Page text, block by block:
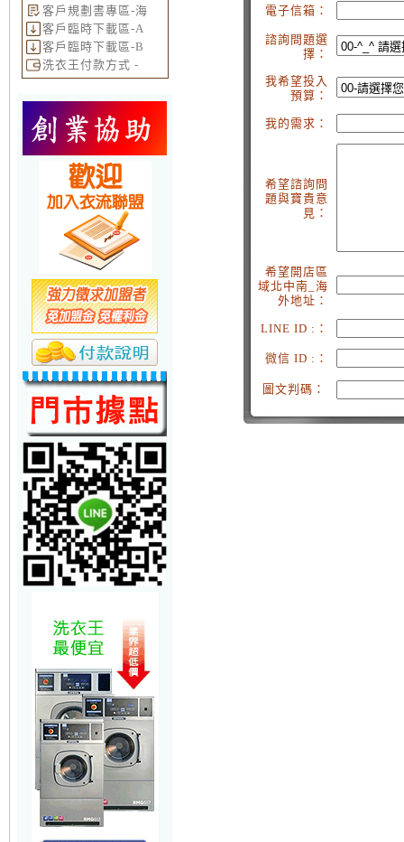
客戶規劃書專區-海
客戶臨時下載區-A
客戶臨時下載區-B
洗衣王付款方式 -
電子信箱：
諮詢問題選
擇：
我希望投入
預算：
我的需求：
希望諮詢問
題與寶貴意
見：
希望開店區
域北中南_海
外地址：
LINE ID :：
微信 ID :：
圖文判碼：